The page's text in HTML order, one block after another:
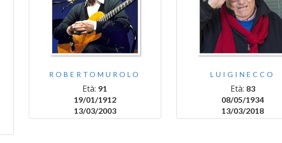
ROBERTOMUROLO
Età: 91
19/01/1912
13/03/2003
LUIGINECCO
Età: 83
08/05/1934
13/03/2018